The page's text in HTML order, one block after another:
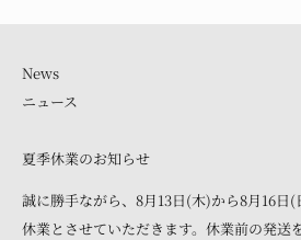
ニュース
夏季休業のお知らせ
誠に勝手ながら、8月13日(木)から8月16日
休業とさせていただきます。休業前の発送